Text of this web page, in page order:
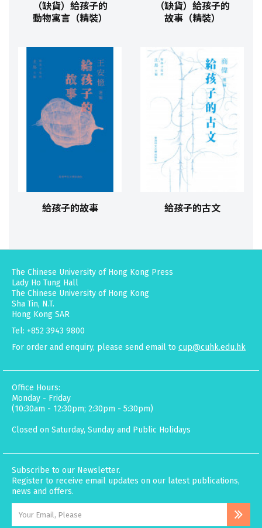
（缺貨）給孩子的
動物寓言（精裝）
（缺貨）給孩子的
故事（精裝）
給孩子的故事 給孩子的古文
The Chinese University of Hong Kong Press
Lady Ho Tung Hall
The Chinese University of Hong Kong
Sha Tin, N.T.
Hong Kong SAR
Tel: +852 3943 9800
For order and enquiry, please send email to cup@cuhk.edu.hk
Office Hours:
Monday - Friday
(10:30am - 12:30pm; 2:30pm - 5:30pm)
Closed on Saturday, Sunday and Public Holidays
Subscribe to our Newsletter.
Register to receive email updates on our latest publications,
news and offers.